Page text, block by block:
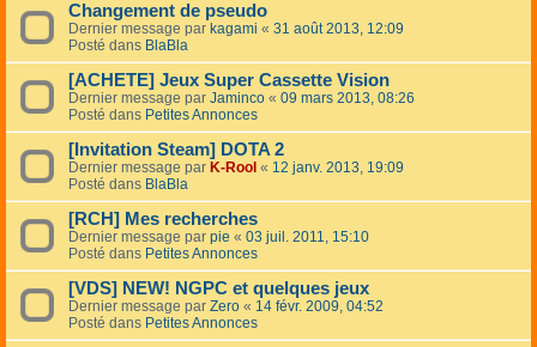
Changement de pseudo
Dernier message par kagami « 31 août 2013, 12:09
Posté dans BlaBla
[ACHETE] Jeux Super Cassette Vision
Dernier message par Jaminco « 09 mars 2013, 08:26
Posté dans Petites Annonces
[Invitation Steam] DOTA 2
Dernier message par K-Rool « 12 janv. 2013, 19:09
Posté dans BlaBla
[RCH] Mes recherches
Dernier message par pie « 03 juil. 2011, 15:10
Posté dans Petites Annonces
[VDS] NEW! NGPC et quelques jeux
Dernier message par Zero « 14 févr. 2009, 04:52
Posté dans Petites Annonces